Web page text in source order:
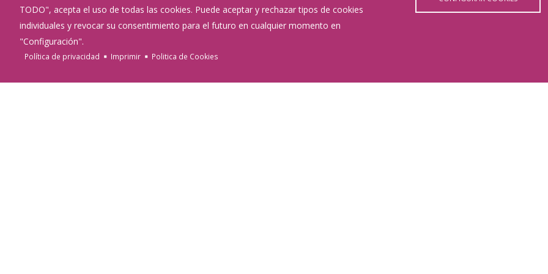
⮜
TODO", acepta el uso de todas las cookies. Puede aceptar y rechazar tipos de cookies
individuales y revocar su consentimiento para el futuro en cualquier momento en
"Configuración".
Política de privacidad Imprimir Politica de Cookies